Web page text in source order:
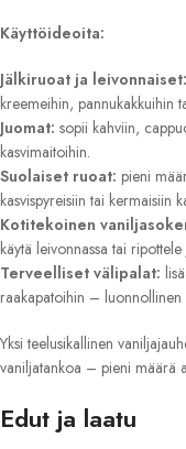
Käyttöideoita:
Jälkiruoat ja leivonnaiset:
kreemeihin, pannukakkuihin
Juomat: sopii kahviin,
kasvimaitoihin.
Suolaiset ruoat: pieni
kasvispyreisiin tai kermaisiin
Kotitekoinen
käytä leivonnassa tai
Terveelliset välipalat:
raakapatoihin –
Yksi teelusikallinen
vaniljatankoa – pieni määrä
Edut ja laatu